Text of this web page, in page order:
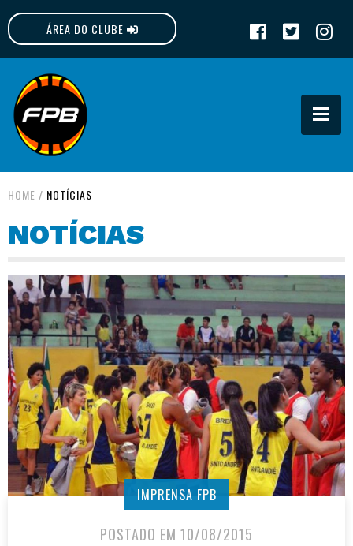
ÁREA DO CLUBE
FPB
HOME / NOTÍCIAS
NOTÍCIAS
IMPRENSA FPB
POSTADO EM 10/08/2015